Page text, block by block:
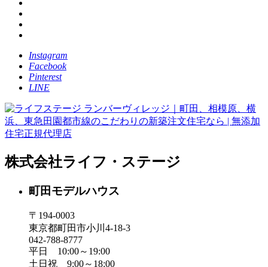
Instagram
Facebook
Pinterest
LINE
株式会社ライフ・ステージ
町田モデルハウス
〒194-0003
東京都町田市小川4-18-3
042-788-8777
平日 10:00～19:00
土日祝 9:00～18:00